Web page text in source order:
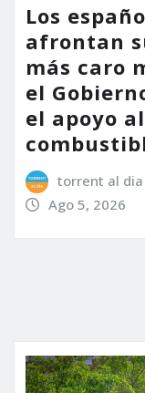
Los
afrontan
más caro
el
el apoyo al
torrent al dia
Ago 5, 2026